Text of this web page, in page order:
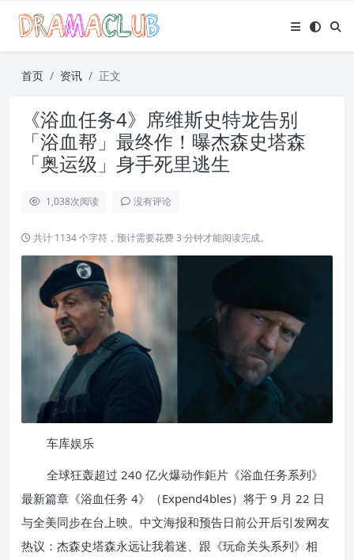
首页 资讯 正文
《浴血任务4》席维斯史特龙告别
「浴血帮」最终作！曝杰森史塔森
「奥运级」身手死里逃生
1,038次阅读 没有评论
共计 1134 个字符，预计需要花费 3 分钟才能阅读完成。
车库娱乐
全球狂轰超过 240 亿火爆动作鉅片《浴血任务系列》
最新篇章《浴血任务 4》（Expend4bles）将于 9 月 22 日
与全美同步在台上映。中文海报和预告日前公开后引发网友
热议：杰森史塔森永远让我着迷、跟《玩命关头系列》相